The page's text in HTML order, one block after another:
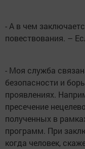
- А в чем
повествования. –
- Моя служба
безопасности и
проявлениях.
пресечение
полученных в
программ. При
когда человек,